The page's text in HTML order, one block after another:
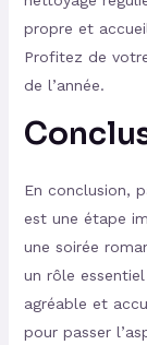
propre et
Profitez de
de l’année.
En conclusion,
est une étape
une soirée
un rôle
agréable et
pour passer